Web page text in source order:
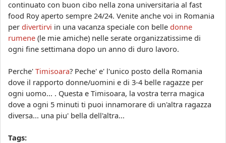
_
r
o
m
a
n
i
a
_
c
o
continuato con buon cibo nella zona universitaria al fast
food Roy aperto sempre 24/24. Venite anche voi in Romania
per divertirvi in una vacanza speciale con belle donne
rumene (le mie amiche) nelle serate organizzatissime di
ogni fine settimana dopo un anno di duro lavoro.
Perche' Timisoara? Peche' e' l'unico posto della Romania
dove il rapporto donne/uomini e di 3-4 belle ragazze per
ogni uomo... . Questa e Timisoara, la vostra terra magica
dove a ogni 5 minuti ti puoi innamorare di un'altra ragazza
diversa... una piu' bella dell'altra...
Tags: